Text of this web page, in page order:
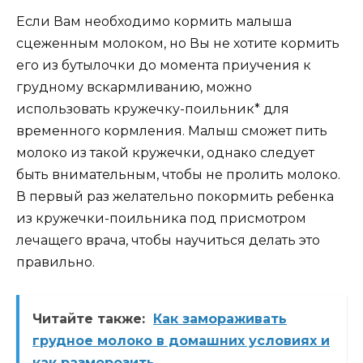
Если Вам необходимо кормить малыша
сцеженным молоком, но Вы не хотите кормить
его из бутылочки до момента приучения к
грудному вскармливанию, можно
использовать кружечку-поильник* для
временного кормления. Малыш сможет пить
молоко из такой кружечки, однако следует
быть внимательным, чтобы не пролить молоко.
В первый раз желательно покормить ребенка
из кружечки-поильника под присмотром
лечащего врача, чтобы научиться делать это
правильно.
Читайте также: Как замораживать
грудное молоко в домашних условиях и